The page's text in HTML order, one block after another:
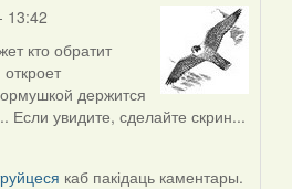
13:42
кто обратит
держится
Если увидите, сделайте скрин...
каб пакідаць каментары.